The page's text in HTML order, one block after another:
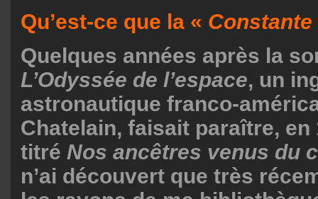
Qu’est-ce que la « Constante
Quelques années après la
L’Odyssée de l’espace, un
astronautique franco-
Chatelain, faisait paraître, en
titré Nos ancêtres venus du
n’ai découvert que très